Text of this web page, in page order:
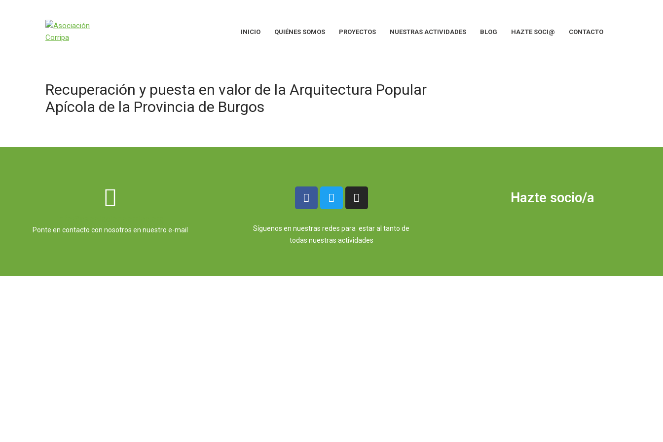
INICIO QUIÉNES SOMOS PROYECTOS NUESTRAS ACTIVIDADES BLOG HAZTE SOCI@ CONTACTO
Recuperación y puesta en valor de la Arquitectura Popular
Apícola de la Provincia de Burgos
Ponte en contacto con nosotros en nuestro e-mail
Síguenos en nuestras redes para estar al tanto de
todas nuestras actividades
Hazte socio/a